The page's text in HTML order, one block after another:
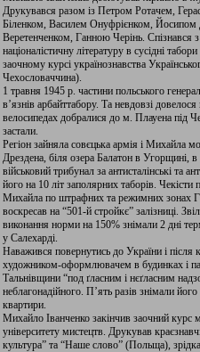
Друкувався разом із Петром Ротачем,
Біленком, Василем Онуфрієнком,
Веретенченком, Ганною Черінь.
націоналістичну літературу в сусідні
заочному курсі українознавства
Чехословаччина).
1 травня 1945 р. частини польського
в’язнів арбайттабору. Та невдовзі
велосипедах добралися до м. Плауена під
застали.
Регіон зайняла совєцька армія і Михайла
Дрездена, біля озера Балатон в Угорщині,
військовий трибунал за антисталінські та
його на 10 літ заполярних таборів. Чекісти
Михайла по штрафних та режимних зонах
воскресав на “501-й стройкє” залізниці.
виконання норми на 150% знімали 2 дні
у Салехарді.
Наважився повернутись до України і після
художником-оформлювачем в будинках і
Тальнівщини “под ґласним і нєґласним
неблагонадійного. П’ять разів знімали
квартири.
Михайло Іванченко закінчив заочний
університету мистецтв. Друкував
культура” та “Наше слово” (Польща), зрідка